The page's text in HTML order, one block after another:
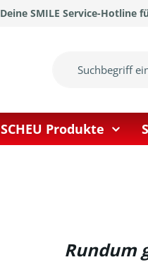
Deine SMILE Service-Hotline
SCHEU Produkte
Rundum